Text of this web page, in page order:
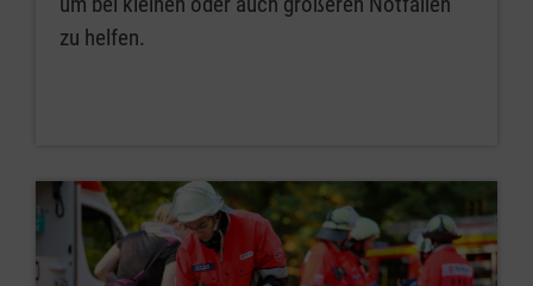
zu helfen.